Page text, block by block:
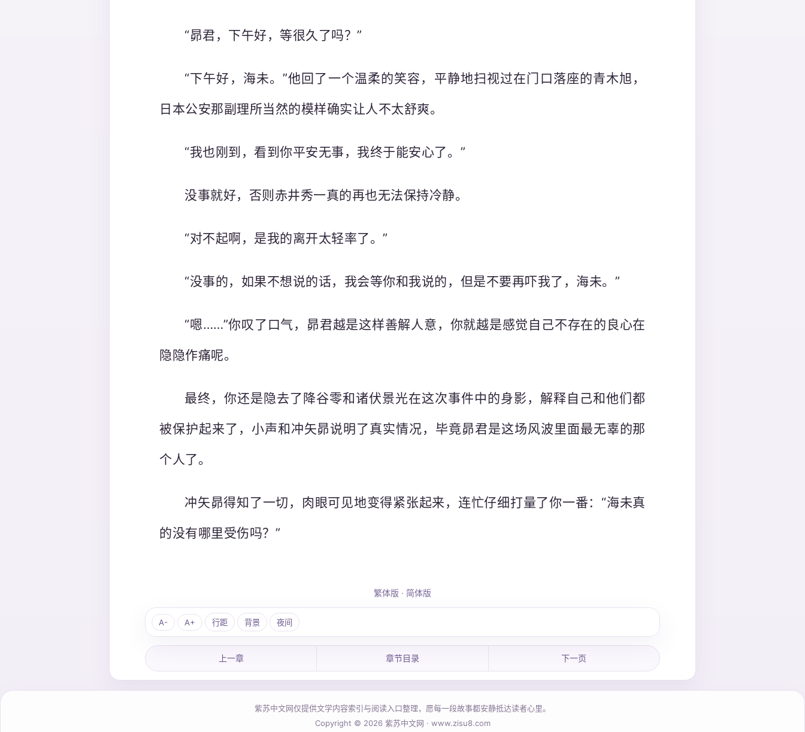
“昴君，下午好，等很久了吗？”
“下午好，海未。”他回了一个温柔的笑容，平静地扫视过在门口落座的青木旭，
日本公安那副理所当然的模样确实让人不太舒爽。
“我也刚到，看到你平安无事，我终于能安心了。”
没事就好，否则赤井秀一真的再也无法保持冷静。
“对不起啊，是我的离开太轻率了。”
“没事的，如果不想说的话，我会等你和我说的，但是不要再吓我了，海未。”
“嗯……”你叹了口气，昴君越是这样善解人意，你就越是感觉自己不存在的良心在
隐隐作痛呢。
最终，你还是隐去了降谷零和诸伏景光在这次事件中的身影，解释自己和他们都
被保护起来了，小声和冲矢昴说明了真实情况，毕竟昴君是这场风波里面最无辜的那
个人了。
冲矢昴得知了一切，肉眼可见地变得紧张起来，连忙仔细打量了你一番：“海未真
的没有哪里受伤吗？”
繁体版 · 简体版
A- A+ 行距 背景 夜间
上一章 章节目录 下一页
紫苏中文网仅提供文学内容索引与阅读入口整理，愿每一段故事都安静抵达读者心里。
Copyright © 2026 紫苏中文网 · www.zisu8.com